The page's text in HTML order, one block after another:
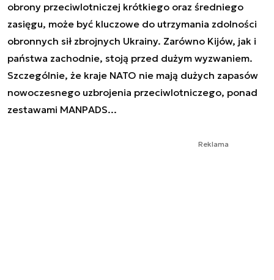
obrony przeciwlotniczej krótkiego oraz średniego
zasięgu, może być kluczowe do utrzymania zdolności
obronnych sił zbrojnych Ukrainy. Zarówno Kijów, jak i
państwa zachodnie, stoją przed dużym wyzwaniem.
Szczególnie, że kraje NATO nie mają dużych zapasów
nowoczesnego uzbrojenia przeciwlotniczego, ponad
zestawami MANPADS...
Reklama